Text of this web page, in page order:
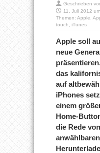
Geschrieben
11. Juli 2012
Themen: Apple
touch
iTunes
Apple soll
neue
das
auf
iPhones
einem
Home-
die Rede